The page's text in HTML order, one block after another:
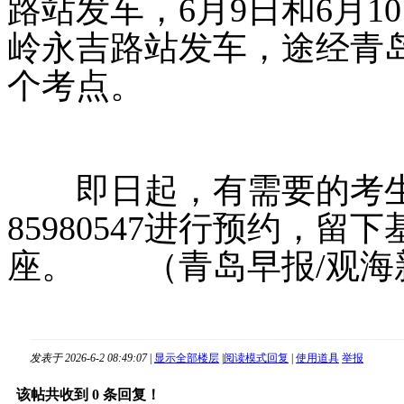
路站发车，6月9日和6月
岭永吉路站发车，途经青
个考点。
即日起，有需要的考生
85980547进行预约，留
座。
（青岛早报/观海
发表于 2026-6-2 08:49:07 | 显示全部楼层 |阅读模式回复 | 使用道具 举报
该帖共收到 0 条回复！